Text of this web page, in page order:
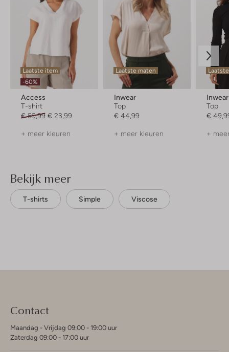
Laatste item
-60%
Access
T-shirt
€ 59,99 € 23,99
+ meer kleuren
Laatste maten
Inwear
Top
€ 44,99
+ meer kleuren
Inwear
Top
€
+
Bekijk meer
T-shirts Simple Viscose
Contact
Maandag - Vrijdag 09:00 - 19:00 uur
Zaterdag 09:00 - 17:00 uur